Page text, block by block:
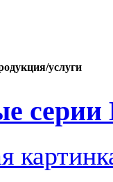
услуги